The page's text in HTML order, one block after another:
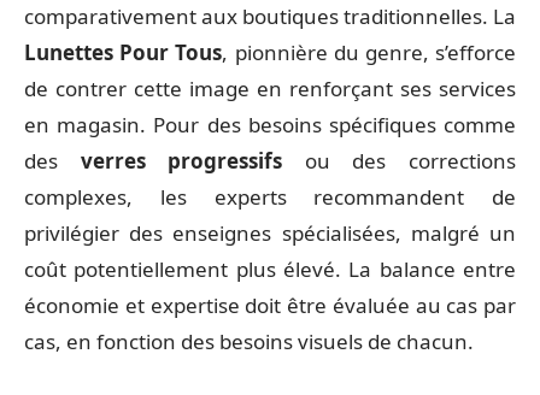
comparativement aux boutiques traditionnelles. La
Lunettes Pour Tous, pionnière du genre, s’efforce
de contrer cette image en renforçant ses services
en magasin. Pour des besoins spécifiques comme
des verres progressifs ou des corrections
complexes, les experts recommandent de
privilégier des enseignes spécialisées, malgré un
coût potentiellement plus élevé. La balance entre
économie et expertise doit être évaluée au cas par
cas, en fonction des besoins visuels de chacun.